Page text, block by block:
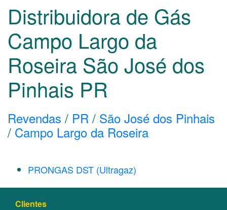
Distribuidora de Gás
Campo Largo da
Roseira São José dos
Pinhais PR
Revendas / PR / São José dos Pinhais
/ Campo Largo da Roseira
PRONGAS DST (Ultragaz)
Clientes